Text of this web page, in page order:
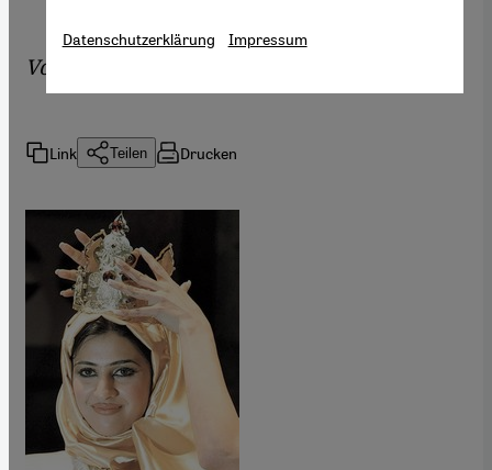
Von
Link Teilen Drucken
Datenschutzerklärung Impressum